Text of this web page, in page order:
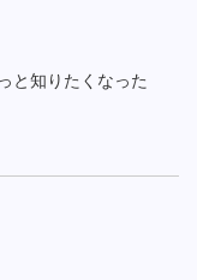
と知りたくなった